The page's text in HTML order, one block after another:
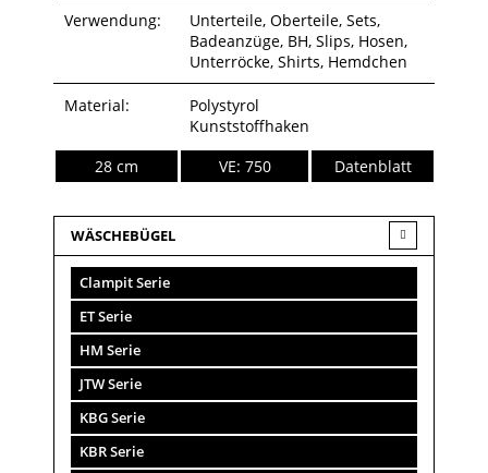
Verwendung:
Unterteile, Oberteile, Sets,
Badeanzüge, BH, Slips, Hosen,
Unterröcke, Shirts, Hemdchen
Material:
Polystyrol
Kunststoffhaken
28 cm
VE: 750 Datenblatt
WÄSCHEBÜGEL
Clampit Serie
ET Serie
HM Serie
JTW Serie
KBG Serie
KBR Serie